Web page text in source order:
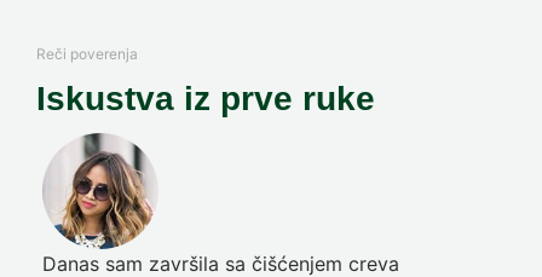
Reči poverenja
Iskustva iz prve ruke
Danas sam završila sa čišćenjem creva